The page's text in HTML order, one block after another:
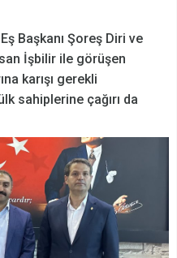
Başkanı Şoreş Diri ve
İşbilir ile görüşen
karışı gerekli
sahiplerine çağırı da